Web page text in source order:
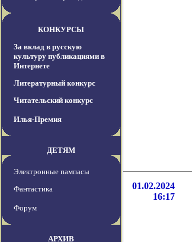
КОНКУРСЫ
За вклад в русскую
культуру публикациями в
Интернете
Литературный конкурс
Читательский конкурс
Илья-Премия
ДЕТЯМ
Электронные пампасы
Фантастика
Форум
АРХИВ
01.02.2024
16:17